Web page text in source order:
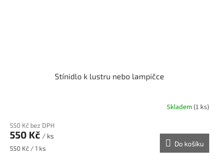
Stínidlo k lustru nebo lampičce
Skladem (1 ks)
550 Kč bez DPH
550 Kč / ks
Měrná
550 Kč / 1 ks
Do košíku